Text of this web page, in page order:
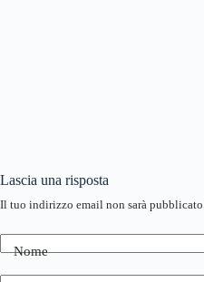
Lascia una risposta
Il tuo indirizzo email non sarà pubblicato.
Nome